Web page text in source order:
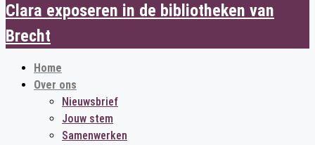
Clara exposeren in de bibliotheken van
Brecht
Home
Over ons
Nieuwsbrief
Jouw stem
Samenwerken